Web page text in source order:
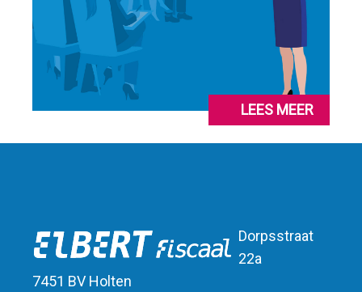
LEES MEER
Dorpsstraat
22a
7451 BV Holten